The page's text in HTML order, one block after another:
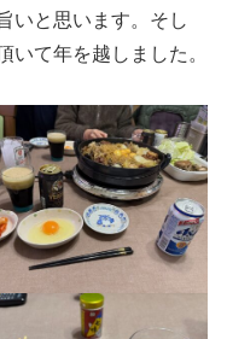
いと思います。そし
て年を越しました。